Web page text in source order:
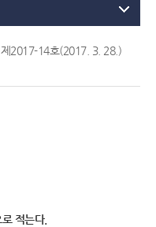
2017-14호(2017. 3. 28.)
적는다.